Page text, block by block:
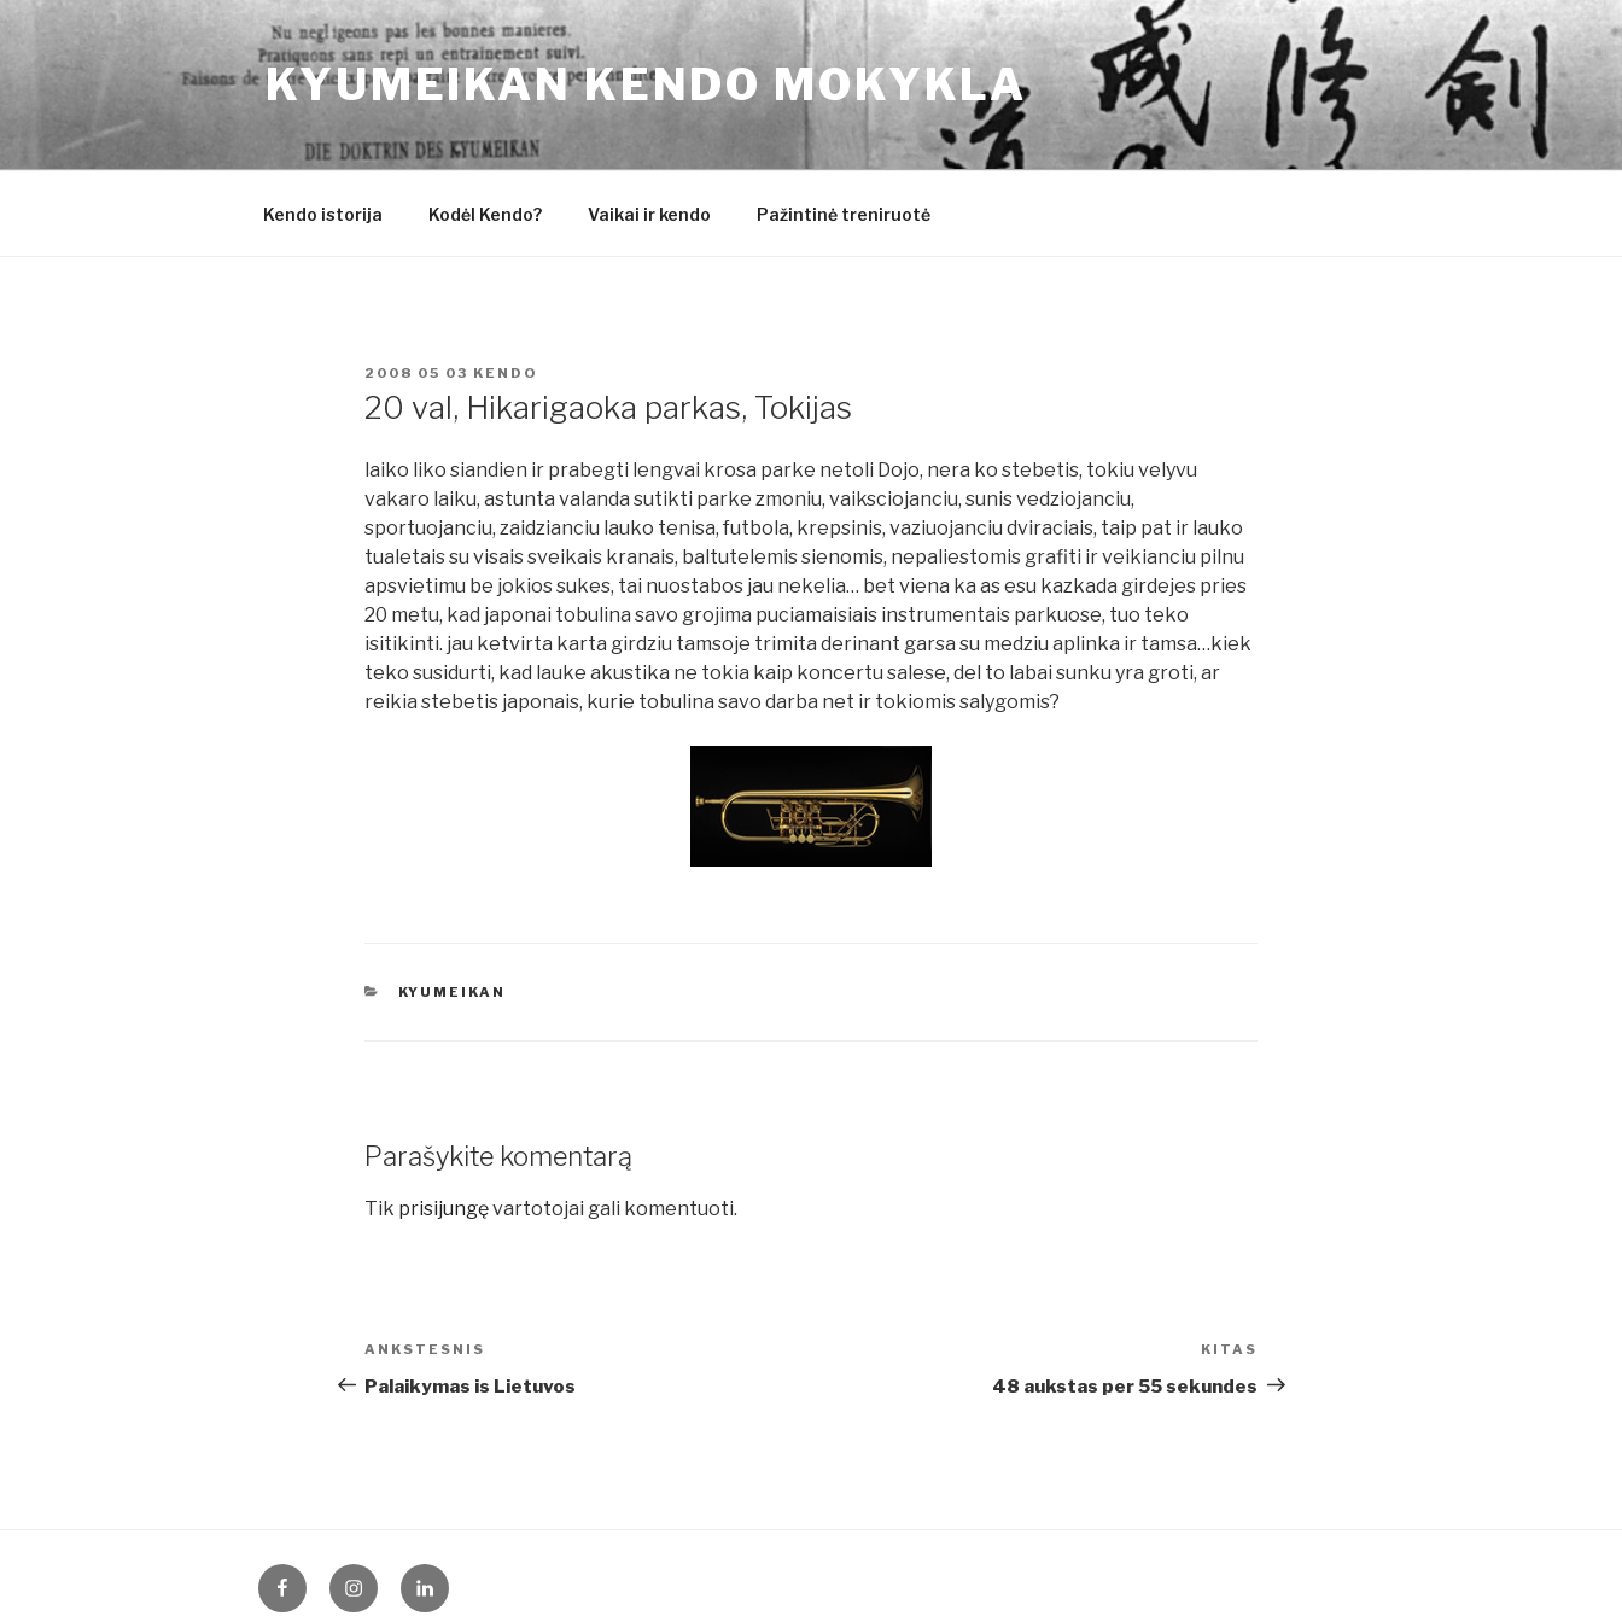
KYUMEIKAN KENDO MOKYKLA
Kendo istorija Kodėl Kendo? Vaikai ir kendo Pažintinė treniruotė
PASKELBTA
2008 05 03 KENDO
20 val, Hikarigaoka parkas, Tokijas
laiko liko siandien ir prabegti lengvai krosa parke netoli Dojo, nera ko stebetis, tokiu velyvu
vakaro laiku, astunta valanda sutikti parke zmoniu, vaiksciojanciu, sunis vedziojanciu,
sportuojanciu, zaidzianciu lauko tenisa, futbola, krepsinis, vaziuojanciu dviraciais, taip pat ir lauko
tualetais su visais sveikais kranais, baltutelemis sienomis, nepaliestomis grafiti ir veikianciu pilnu
apsvietimu be jokios sukes, tai nuostabos jau nekelia… bet viena ka as esu kazkada girdejes pries
20 metu, kad japonai tobulina savo grojima puciamaisiais instrumentais parkuose, tuo teko
isitikinti. jau ketvirta karta girdziu tamsoje trimita derinant garsa su medziu aplinka ir tamsa…kiek
teko susidurti, kad lauke akustika ne tokia kaip koncertu salese, del to labai sunku yra groti, ar
reikia stebetis japonais, kurie tobulina savo darba net ir tokiomis salygomis?
KATEGORIJOS
KYUMEIKAN
Parašykite komentarą
Tik prisijungęvartotojai gali komentuoti.
Navigacija
tarp
Ankstesnis
įrašas
ANKSTESNIS
Palaikymas is Lietuvos
įrašas
KITAS
48 aukstas per 55 sekundes
FacebookInstagramLinkedIn